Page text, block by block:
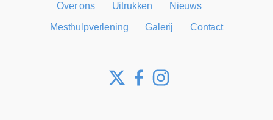
Over ons Uitrukken Nieuws
Mesthulpverlening Galerij Contact